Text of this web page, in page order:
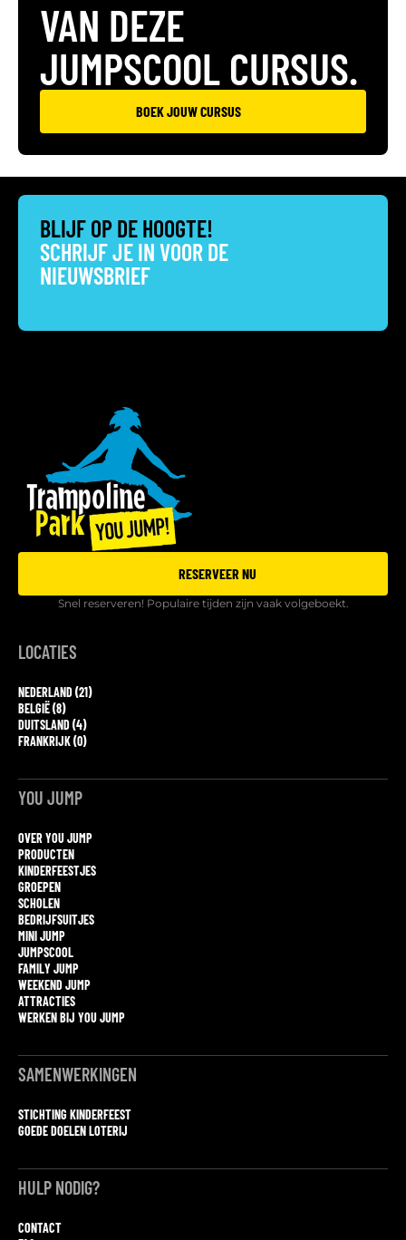
VAN DEZE
JUMPSCOOL CURSUS.
BOEK JOUW CURSUS
BLIJF OP DE HOOGTE!
SCHRIJF JE IN VOOR DE
NIEUWSBRIEF
RESERVEER NU
Snel reserveren! Populaire tijden zijn vaak volgeboekt.
LOCATIES
NEDERLAND (21)
BELGIË (8)
DUITSLAND (4)
FRANKRIJK (0)
YOU JUMP
OVER YOU JUMP
PRODUCTEN
KINDERFEESTJES
GROEPEN
SCHOLEN
BEDRIJFSUITJES
MINI JUMP
JUMPSCOOL
FAMILY JUMP
WEEKEND JUMP
ATTRACTIES
WERKEN BIJ YOU JUMP
SAMENWERKINGEN
STICHTING KINDERFEEST
GOEDE DOELEN LOTERIJ
HULP NODIG?
CONTACT